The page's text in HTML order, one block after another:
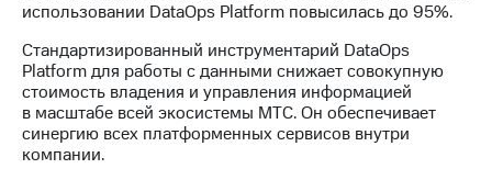
приобретения
выкупа
акций
Дивиденды
Рынок
облигаций
использовании DataOps Platform повысилась до 95%.
Стандартизированный инструментарий DataOps
Platform для работы с данными снижает совокупную
стоимость владения и управления информацией
в масштабе всей экосистемы МТС. Он обеспечивает
синергию всех платформенных сервисов внутри
компании.